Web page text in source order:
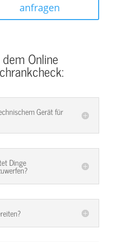
anfragen
Online
Gerät für
Dinge